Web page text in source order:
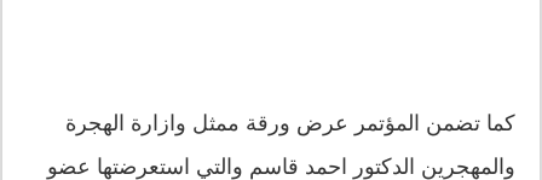
كما تضمن المؤتمر عرض ورقة ممثل وازارة الهجرة
والمهجرين الدكتور احمد قاسم والتي استعرضتها عضو